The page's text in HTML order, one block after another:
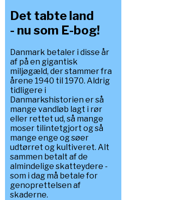
Det tabte land
- nu som E-bog!
Danmark betaler i disse år
af på en gigantisk
miljøgæld, der stammer fra
årene 1940 til 1970. Aldrig
tidligere i
Danmarkshistorien er så
mange vandløb lagt i rør
eller rettet ud, så mange
moser tilintetgjort og så
mange enge og søer
udtørret og kultiveret. Alt
sammen betalt af de
almindelige skatteydere -
som i dag må betale for
genoprettelsen af
skaderne.